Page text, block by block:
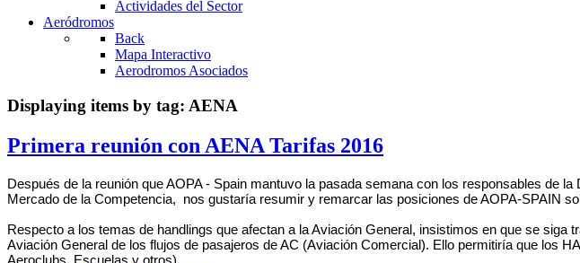
Actividades del Sector
Aeródromos
Back
Mapa Interactivo
Aerodromos Asociados
Displaying items by tag: AENA
Primera reunión con AENA Tarifas 2016
Después de la reunión que AOPA - Spain mantuvo la pasada semana con los responsables de
Mercado de la Competencia, nos gustaría resumir y remarcar las posiciones de AOPA-SPAIN
Respecto a los temas de handlings que afectan a la Aviación General, insistimos en que se
Aviación General de los flujos de pasajeros de AC (Aviación Comercial). Ello permitiría que los
Aeroclubs, Escuelas y otros).